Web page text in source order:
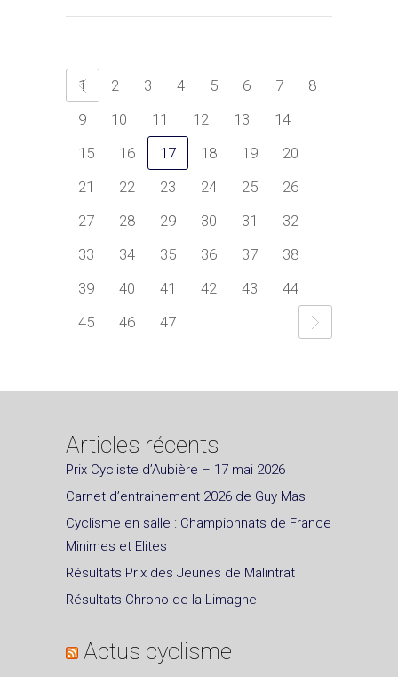
1 2 3 4 5 6 7
8
9
10 11 12 13
14
15
16 17 18 19
20
21
22 23 24 25
26
27
28 29 30 31
32
33
34 35 36 37
38
39
40 41 42 43
44
45
46 47
Articles récents
Prix Cycliste d’Aubière – 17 mai 2026
Carnet d’entrainement 2026 de Guy Mas
Cyclisme en salle : Championnats de France
Minimes et Elites
Résultats Prix des Jeunes de Malintrat
Résultats Chrono de la Limagne
Actus cyclisme